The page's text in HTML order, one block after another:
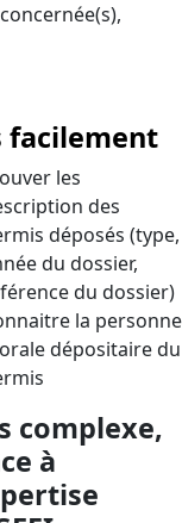
facilement
les
des
déposés (type,
du dossier,
du dossier)
la personne
dépositaire du
complexe,
à